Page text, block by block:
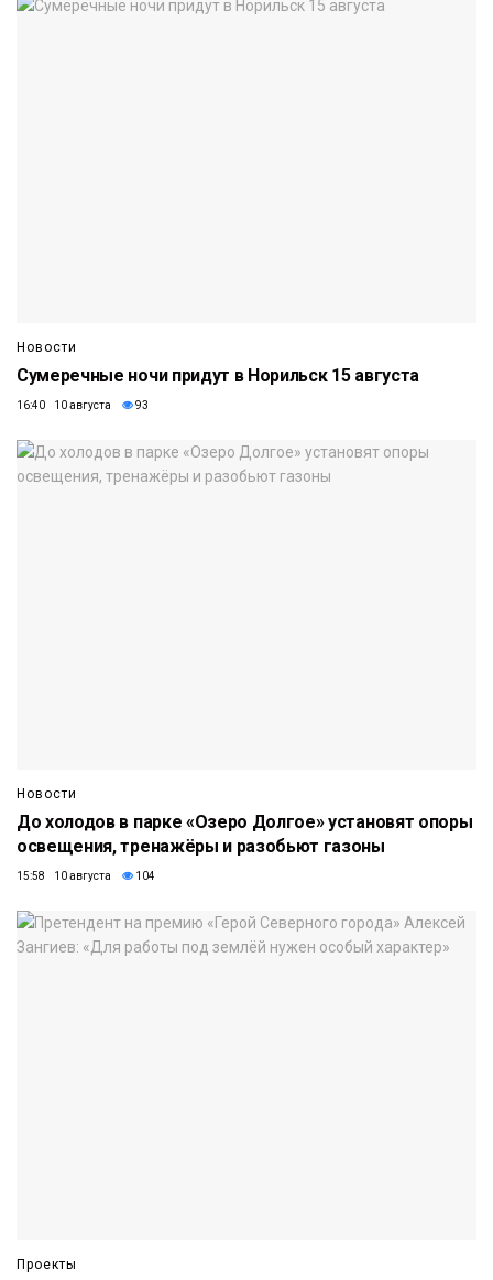
Новости
Сумеречные ночи придут в Норильск 15 августа
16:40 10 августа 93
Новости
До холодов в парке «Озеро Долгое» установят опоры
освещения, тренажёры и разобьют газоны
15:58 10 августа 104
Проекты